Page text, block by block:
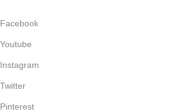
Facebook
Youtube
Instagram
Twitter
Pinterest